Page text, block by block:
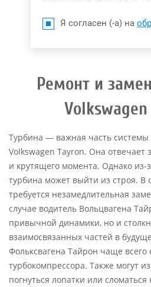
Я согласен (-а) на
Ремонт и
Турбина — важная часть системы
Volkswagen Tayron. Она отвечает
и крутящего момента. Однако из-
турбина может выйти из строя. В
требуется незамедлительная
случае водитель Вольцвагена
привычной динамики, но и
взаимосвязанных частей в
Фольксвагена Тайрон чаще всего
турбокомпрессора. Также могут
погнуться лопатки или